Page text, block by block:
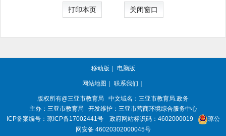
打印本页 关闭窗口
移动版 电脑版
网站地图 联系我们
版权所有@三亚市教育局
中文域名：三亚市教育局.政务
主办：三亚市教育局
开发维护：三亚市营商环境综合服务中心
ICP备案编号： 琼ICP备17002441号 政府网站标识码： 4602000019
琼公
网安备 46020302000045号